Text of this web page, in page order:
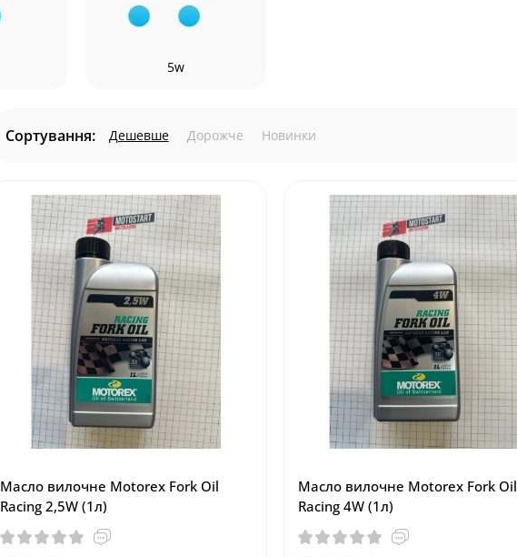
5w
Сортування: Дешевше Дорожче Новинки
Масло вилочне Motorex Fork Oil
Racing 2,5W (1л)
Масло вилочне Motorex Fork Oil
Racing 4W (1л)